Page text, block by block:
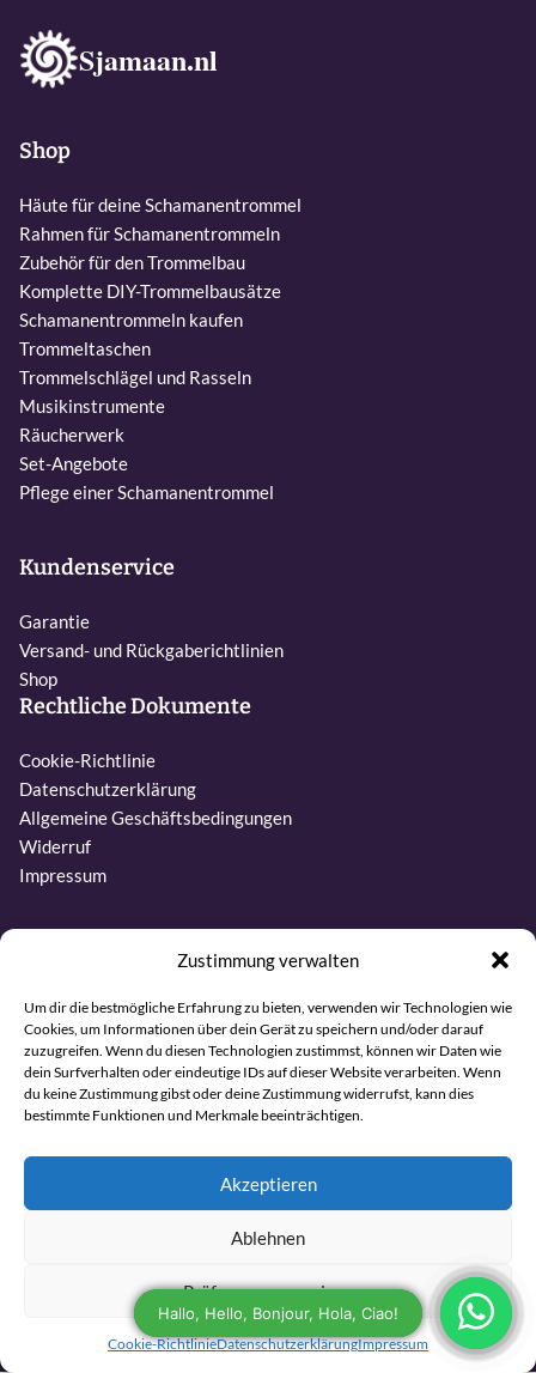
Zustimmung verwalten
Um dir die bestmögliche Erfahrung zu bieten, verwenden wir Technologien wie
Cookies, um Informationen über dein Gerät zu speichern und/oder darauf
zuzugreifen. Wenn du diesen Technologien zustimmst, können wir Daten wie
dein Surfverhalten oder eindeutige IDs auf dieser Website verarbeiten. Wenn
du keine Zustimmung gibst oder deine Zustimmung widerrufst, kann dies
bestimmte Funktionen und Merkmale beeinträchtigen.
Akzeptieren
Ablehnen
Präferenzen anzeigen
Cookie-RichtlinieDatenschutzerklärungImpressum
Sjamaan.nl
Shop
Häute für deine Schamanentrommel
Rahmen für Schamanentrommeln
Zubehör für den Trommelbau
Komplette DIY-Trommelbausätze
Schamanentrommeln kaufen
Trommeltaschen
Trommelschlägel und Rasseln
Musikinstrumente
Räucherwerk
Set-Angebote
Pflege einer Schamanentrommel
Kundenservice
Garantie
Versand- und Rückgaberichtlinien
Shop
Rechtliche Dokumente
Cookie-Richtlinie
Datenschutzerklärung
Allgemeine Geschäftsbedingungen
Widerruf
Impressum
Telefon:
+31 6 27437019
E-Mail:
info@sjamaan.nl
Sehen Sie sich unsere Bewertungen an
© 2026 Sjamaan.nl/de. Alle Rechte vorbehalten.
Maintained and developed with joy by The Werks